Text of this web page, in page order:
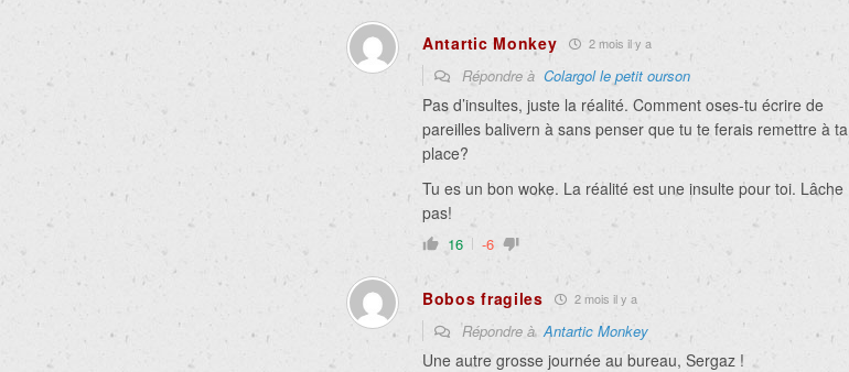
Antartic Monkey 2 mois il y a
Répondre à Colargol le petit ourson
Pas d’insultes, juste la réalité. Comment oses-tu écrire de
pareilles balivern à sans penser que tu te ferais remettre à ta
place?
Tu es un bon woke. La réalité est une insulte pour toi. Lâche
pas!
16 -6
Bobos fragiles 2 mois il y a
Répondre àAntartic Monkey
Une autre grosse journée au bureau, Sergaz !